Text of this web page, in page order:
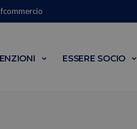
ESSERE SOCIO